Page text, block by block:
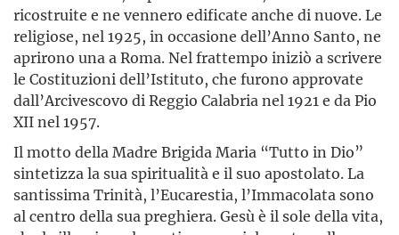
ricostruite e ne vennero edificate anche di nuove. Le
religiose, nel 1925, in occasione dell’Anno Santo, ne
aprirono una a Roma. Nel frattempo iniziò a scrivere
le Costituzioni dell’Istituto, che furono approvate
dall’Arcivescovo di Reggio Calabria nel 1921 e da Pio
XII nel 1957.
Il motto della Madre Brigida Maria “Tutto in Dio”
sintetizza la sua spiritualità e il suo apostolato. La
santissima Trinità, l’Eucarestia, l’Immacolata sono
al centro della sua preghiera. Gesù è il sole della vita,